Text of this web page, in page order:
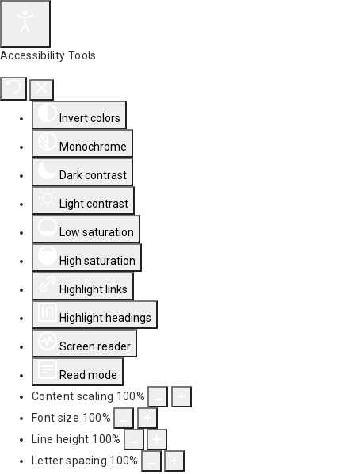
Accessibility Tools
Invert colors
Monochrome
Dark contrast
Light contrast
Low saturation
High saturation
Highlight links
Highlight headings
Screen reader
Read mode
Content scaling 100%
Font size 100%
Line height 100%
Letter spacing 100%